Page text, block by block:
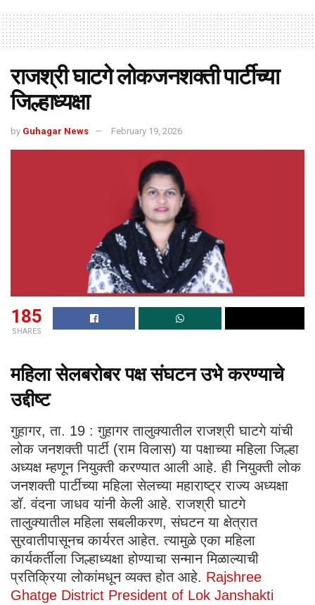
राजश्री घाटगे लोकजनशक्ती पार्टीच्या
जिल्हाध्यक्षा
by Guhagar News February 19, 2026
185
SHARES
महिला सेलबरोबर पक्ष संघटन उभे करण्याचे
उद्दीष्ट
गुहागर, ता. 19 : गुहागर तालुक्यातील राजश्री घाटगे यांची
लोक जनशक्ती पार्टी (राम विलास) या पक्षाच्या महिला जिल्हा
अध्यक्ष म्हणून नियुक्ती करण्यात आली आहे. ही नियुक्ती लोक
जनशक्ती पार्टीच्या महिला सेलच्या महाराष्ट्र राज्य अध्यक्षा
डॉ. वंदना जाधव यांनी केली आहे. राजश्री घाटगे
तालुक्यातील महिला सबलीकरण, संघटन या क्षेत्रात
सुरवातीपासूनच कार्यरत आहेत. त्यामुळे एका महिला
कार्यकर्तीला जिल्हाध्यक्षा होण्याचा सन्मान मिळाल्याची
प्रतिक्रिया लोकांमधून व्यक्त होत आहे. Rajshree
Ghatge District President of Lok Janshakti